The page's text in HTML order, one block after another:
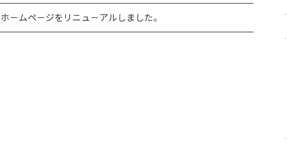
ホ－ムペ－ジをリニュ－アルしました。